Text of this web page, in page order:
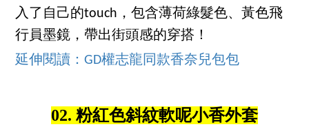
入了自己的touch，包含薄荷綠髮色、黃色飛
行員墨鏡，帶出街頭感的穿搭！
延伸閱讀：GD權志龍同款香奈兒包包
02. 粉紅色斜紋軟呢小香外套